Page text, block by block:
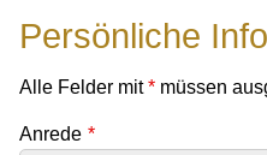
Persönliche
Alle Felder mit* müssen
Anrede *